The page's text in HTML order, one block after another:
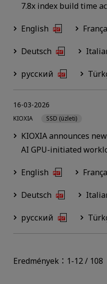
7.8x index build time
English
Deutsch
русский
KIOXIA announces
AI GPU-initiated
16-03-2026
KIOXIA SSD (üzleti)
English
Deutsch
русский
Eredmények：1-12 / 108